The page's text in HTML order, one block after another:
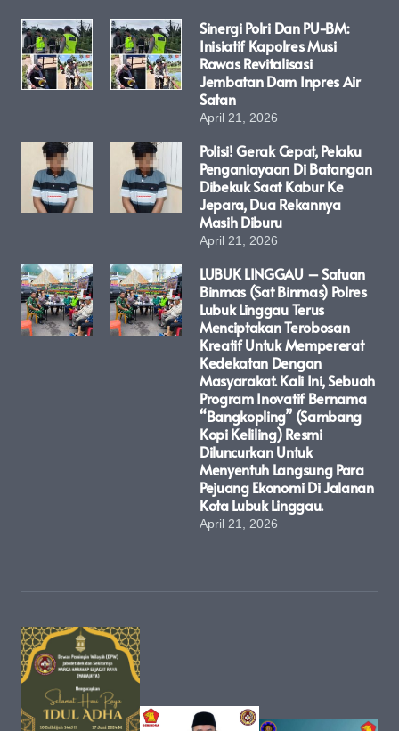
Sinergi Polri Dan PU-BM:
Inisiatif Kapolres Musi
Rawas Revitalisasi
Jembatan Dam Inpres Air
Satan
April 21, 2026
Polisi! Gerak Cepat, Pelaku
Penganiayaan Di Batangan
Dibekuk Saat Kabur Ke
Jepara, Dua Rekannya
Masih Diburu
April 21, 2026
LUBUK LINGGAU – Satuan
Binmas (Sat Binmas) Polres
Lubuk Linggau Terus
Menciptakan Terobosan
Kreatif Untuk Mempererat
Kedekatan Dengan
Masyarakat. Kali Ini, Sebuah
Program Inovatif Bernama
“Bangkopling” (Sambang
Kopi Keliling) Resmi
Diluncurkan Untuk
Menyentuh Langsung Para
Pejuang Ekonomi Di Jalanan
Kota Lubuk Linggau.
April 21, 2026